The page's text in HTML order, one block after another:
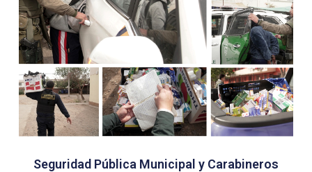
Seguridad Pública Municipal y Carabineros